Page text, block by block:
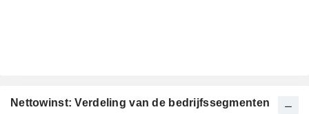
Nettowinst: Verdeling van de bedrijfssegmenten